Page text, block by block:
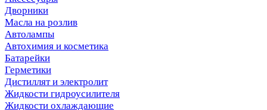
Дворники
Масла на розлив
Автолампы
Автохимия и косметика
Батарейки
Герметики
Дистиллят и электролит
Жидкости гидроусилителя
Жидкости охлаждающие